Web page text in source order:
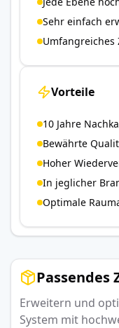
Sehr einfach
Vorteile
10 Jahre
Bewährte
Hoher
In jeglicher
Optimale
Passendes
Erweitern und
System mit